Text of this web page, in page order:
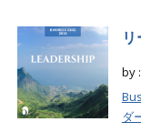
by :
ダ